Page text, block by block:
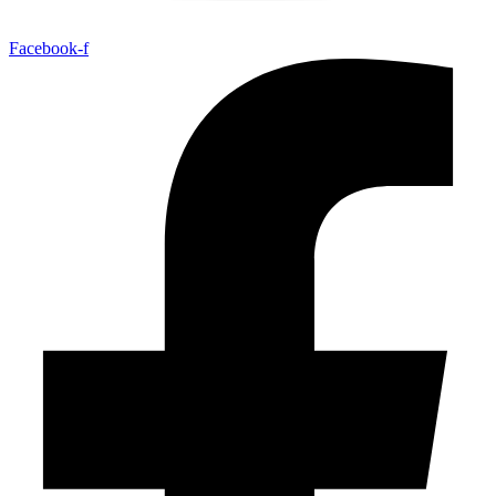
Facebook-f